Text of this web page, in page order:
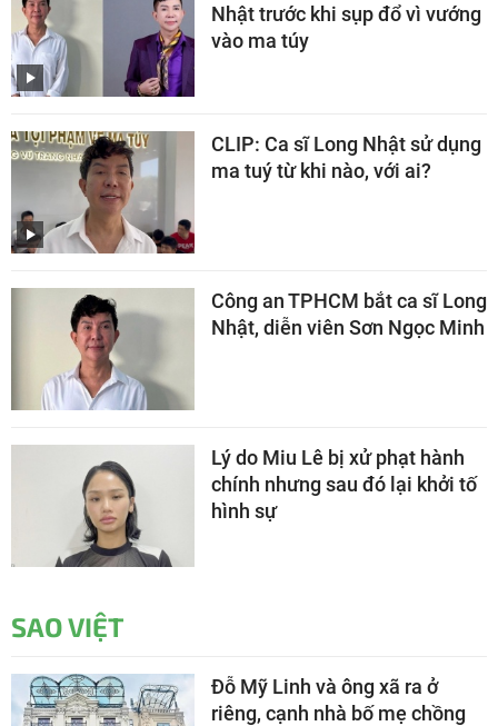
Nhật trước khi sụp đổ vì vướng
vào ma túy
CLIP: Ca sĩ Long Nhật sử dụng
ma tuý từ khi nào, với ai?
Công an TPHCM bắt ca sĩ Long
Nhật, diễn viên Sơn Ngọc Minh
Lý do Miu Lê bị xử phạt hành
chính nhưng sau đó lại khởi tố
hình sự
SAO VIỆT
Đỗ Mỹ Linh và ông xã ra ở
riêng, cạnh nhà bố mẹ chồng